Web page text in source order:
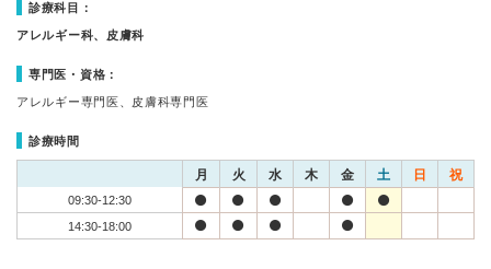
診療科目：
アレルギー科、皮膚科
専門医・資格：
アレルギー専門医、皮膚科専門医
診療時間
月 火 水 木 金 土 日 祝
09:30-12:30
14:30-18:00